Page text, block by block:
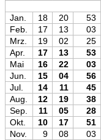
Jan.
18 20 53
Feb.
17 13 03
Mrz.
19 02 25
Apr.
17 13 53
Mai
16 22 03
Jun.
15 04 56
Jul.
14 11 45
Aug.
12 19 38
Sep.
11 05 28
Okt.
10 17 51
Nov.
9 08 03